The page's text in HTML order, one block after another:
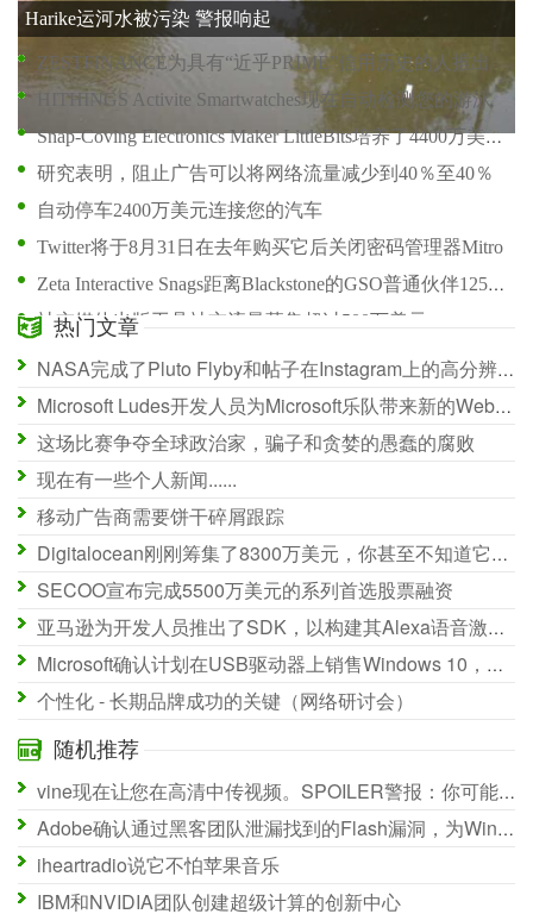
Harike运河水被污染 警报响起
HITHINGS Activite Smartwatches现在自动检测您的游泳时
Snap-Coving Electronics Maker LittleBits培养了4400万美元，聘请前Makerbot CEO
研究表明，阻止广告可以将网络流量减少到40％至40％
自动停车2400万美元连接您的汽车
Twitter将于8月31日在去年购买它后关闭密码管理器Mitro
Zeta Interactive Snags距离Blackstone的GSO普通伙伴125米
社交媒体出版工具社交流量募集超过500万美元
AnyClip为目标电影和电视剪辑到正确的网页，为2100万美元
热门文章
NASA完成了Pluto Flyby和帖子在Instagram上的高分辨率表面照片
Microsoft Ludes开发人员为Microsoft乐队带来新的Web Tiles工具和云API
这场比赛争夺​​全球政治家，骗子和贪婪的愚蠢的腐败
现在有一些个人新闻......
移动广告商需要饼干碎屑跟踪
Digitalocean刚刚筹集了8300万美元，你甚至不知道它是什么。让我解释一下
SECOO宣布完成5500万美元的系列首选股票融资
亚马逊为开发人员推出了SDK，以构建其Alexa语音激活助手
Microsoft确认计划在USB驱动器上销售Windows 10，在Amazon上打开预订
个性化 - 长期品牌成功的关键（网络研讨会）
随机推荐
vine现在让您在高清中传视频。SPOILER警报：你可能不会看到差异
Adobe确认通过黑客团队泄漏找到的Flash漏洞，为Windows，Mac和Linux发出补丁（更新）
iheartradio说它不怕苹果音乐
IBM和NVIDIA团队创建超级计算的创新中心